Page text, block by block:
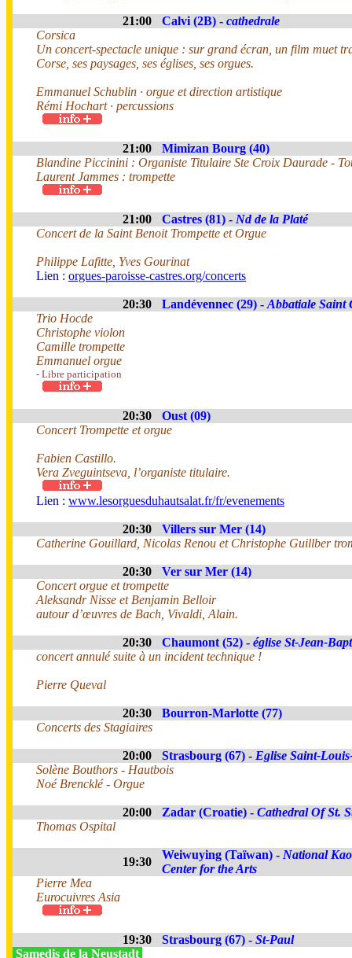
21:00 Calvi (2B) - cathedrale
Corsica
Un concert-spectacle unique : sur grand écran, un film muet
Corse, ses paysages, ses églises, ses orgues.
Emmanuel Schublin · orgue et direction artistique
Rémi Hochart · percussions
21:00
Mimizan Bourg (40)
Blandine Piccinini : Organiste Titulaire Ste Croix Daurade -
Laurent Jammes : trompette
21:00 Castres (81) - Nd de la Platé
Concert de la Saint Benoit Trompette et Orgue
Philippe Lafitte, Yves Gourinat
Lien : orgues-paroisse-castres.org/concerts
20:30 Landévennec (29) - Abbatiale Saint
Trio Hocde
Christophe violon
Camille trompette
Emmanuel orgue
- Libre participation
20:30
Oust (09)
Concert Trompette et orgue
Fabien Castillo.
Vera Zveguintseva, l’organiste titulaire.
Lien : www.lesorguesduhautsalat.fr/fr/evenements
20:30
Villers sur Mer (14)
Catherine Gouillard, Nicolas Renou et Christophe Guillber
20:30
Ver sur Mer (14)
Concert orgue et trompette
Aleksandr Nisse et Benjamin Belloir
autour d’œuvres de Bach, Vivaldi, Alain.
20:30 Chaumont (52) - église St-Jean-
concert annulé suite à un incident technique !
Pierre Queval
20:30
Bourron-Marlotte (77)
Concerts des Stagiaires
20:00 Strasbourg (67) - Eglise Saint-
Solène Bouthors - Hautbois
Noé Brencklé - Orgue
20:00 Zadar (Croatie) - Cathedral Of St.
Thomas Ospital
19:30
Weiwuying (Taïwan) - National
Center for the Arts
Pierre Mea
Eurocuivres Asia
19:30 Strasbourg (67) - St-Paul
Samedis de la Neustadt